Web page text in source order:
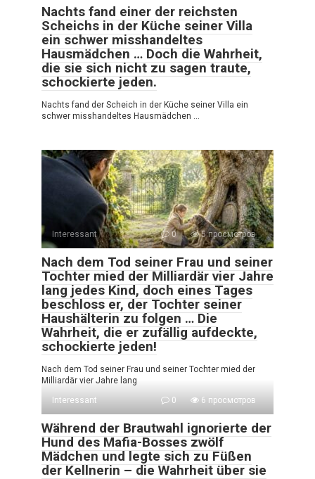
Nachts fand einer der reichsten
Scheichs in der Küche seiner Villa
ein schwer misshandeltes
Hausmädchen … Doch die Wahrheit,
die sie sich nicht zu sagen traute,
schockierte jeden.
Nachts fand der Scheich in der Küche seiner Villa ein
schwer misshandeltes Hausmädchen …
Interessant 0 5 просмотров
Nach dem Tod seiner Frau und seiner
Tochter mied der Milliardär vier Jahre
lang jedes Kind, doch eines Tages
beschloss er, der Tochter seiner
Haushälterin zu folgen … Die
Wahrheit, die er zufällig aufdeckte,
schockierte jeden!
Nach dem Tod seiner Frau und seiner Tochter mied der
Milliardär vier Jahre lang
Interessant
0 6 просмотров
Während der Brautwahl ignorierte der
Hund des Mafia-Bosses zwölf
Mädchen und legte sich zu Füßen
der Kellnerin – die Wahrheit über sie